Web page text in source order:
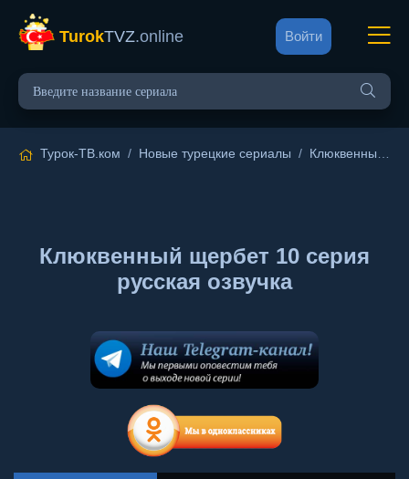
TurokTVZ.online Войти
Турок-ТВ.ком / Новые турецкие сериалы / Клюквенный щербет
Клюквенный щербет 10 серия
русская озвучка